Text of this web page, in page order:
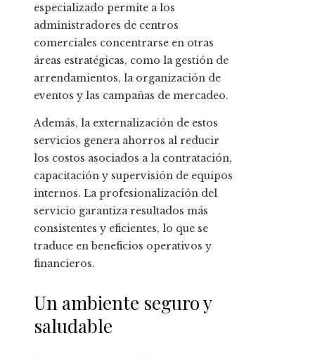
especializado permite a los
administradores de centros
comerciales concentrarse en otras
áreas estratégicas, como la gestión de
arrendamientos, la organización de
eventos y las campañas de mercadeo.
Además, la externalización de estos
servicios genera ahorros al reducir
los costos asociados a la contratación,
capacitación y supervisión de equipos
internos. La profesionalización del
servicio garantiza resultados más
consistentes y eficientes, lo que se
traduce en beneficios operativos y
financieros.
Un ambiente seguro y
saludable